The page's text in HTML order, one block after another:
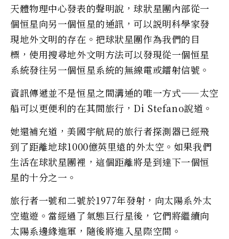
天體物理中心發表的聲明說，球狀星團內部從一
個恒星向另一個恒星的通訊，可以説明科學家發
現地外文明的存在。把球狀星團作為我們的目
標，使用搜尋地外文明方法可以發現從一個恒星
系統發往另一個恒星系統的無線電或鐳射信號。
資訊傳遞並不是恒星之間溝通的唯一方式——太空
船可以更便利的在其間旅行，Di Stefano說道。
她還補充道，美國宇航局的旅行者探測器已經飛
到了距離地球1000億英里遠的外太空。如果我們
生活在球狀星團裡，這個距離將是到達下一個恒
星的十分之一。
旅行者一號和二號於1977年發射，向太陽系外太
空遨遊。當經過了氣態巨行星後，它們將繼續向
太陽系邊緣進軍，隨後將進入星際空間。